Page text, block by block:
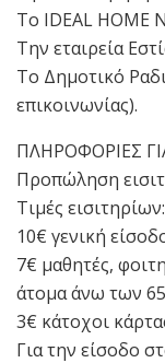
Το IDEAL HOME
Την εταιρεία
Το Δημοτικό
επικοινωνίας).
ΠΛΗΡΟΦΟΡΙΕΣ
Προπώληση
Τιμές εισιτηρίων:
10€ γενική
7€ μαθητές,
άτομα άνω των
3€ κάτοχοι
Για την είσοδο